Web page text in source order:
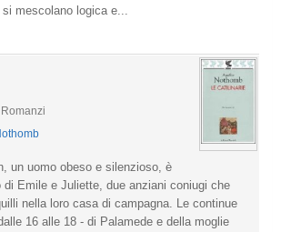
mescolano logica e...
un uomo obeso e silenzioso, è
di Emile e Juliette, due anziani coniugi che
nella loro casa di campagna. Le continue
16 alle 18 - di Palamede e della moglie